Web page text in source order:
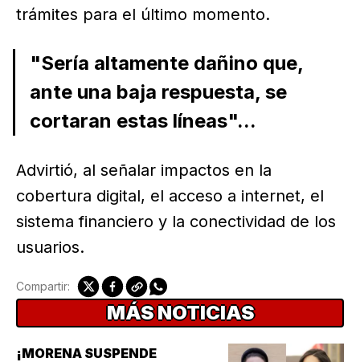
trámites para el último momento.
"Sería altamente dañino que,
ante una baja respuesta, se
cortaran estas líneas"...
Advirtió, al señalar impactos en la
cobertura digital, el acceso a internet, el
sistema financiero y la conectividad de los
usuarios.
Compartir:
MÁS NOTICIAS
¡MORENA SUSPENDE